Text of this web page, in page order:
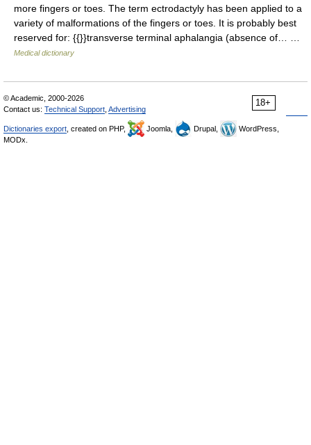
more fingers or toes. The term ectrodactyly has been applied to a
variety of malformations of the fingers or toes. It is probably best
reserved for: {{}}transverse terminal aphalangia (absence of… …
Medical dictionary
18+
© Academic, 2000-2026
Contact us: Technical Support Advertising
Dictionaries export , created on PHP, Joomla, Drupal,
WordPress,
MODx.